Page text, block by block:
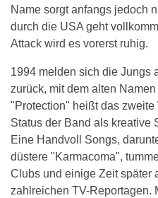
Name sorgt anfangs jedoch
durch die USA geht
Attack wird es vorerst ruhig.
1994 melden sich die Jungs
zurück, mit dem alten
"Protection" heißt das zweite
Status der Band als kreative
Eine Handvoll Songs,
düstere "Karmacoma",
Clubs und einige Zeit später
zahlreichen TV-Reportagen.